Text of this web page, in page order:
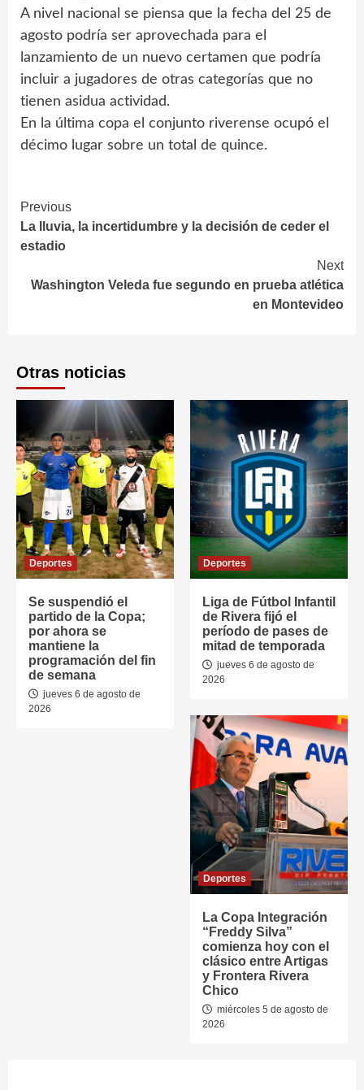
A nivel nacional se piensa que la fecha del 25 de
agosto podría ser aprovechada para el
lanzamiento de un nuevo certamen que podría
incluir a jugadores de otras categorías que no
tienen asidua actividad.
En la última copa el conjunto riverense ocupó el
décimo lugar sobre un total de quince.
Continue
Reading
Previous
La lluvia, la incertidumbre y la decisión de ceder el
estadio
Next
Washington Veleda fue segundo en prueba atlética
en Montevideo
Otras noticias
Deportes
Se suspendió el
partido de la Copa;
por ahora se
mantiene la
programación del fin
de semana
jueves 6 de agosto de
2026
Deportes
Liga de Fútbol Infantil
de Rivera fijó el
período de pases de
mitad de temporada
jueves 6 de agosto de
2026
Deportes
La Copa Integración
“Freddy Silva”
comienza hoy con el
clásico entre Artigas
y Frontera Rivera
Chico
miércoles 5 de agosto de
2026